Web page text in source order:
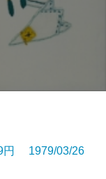
円 1979/03/26